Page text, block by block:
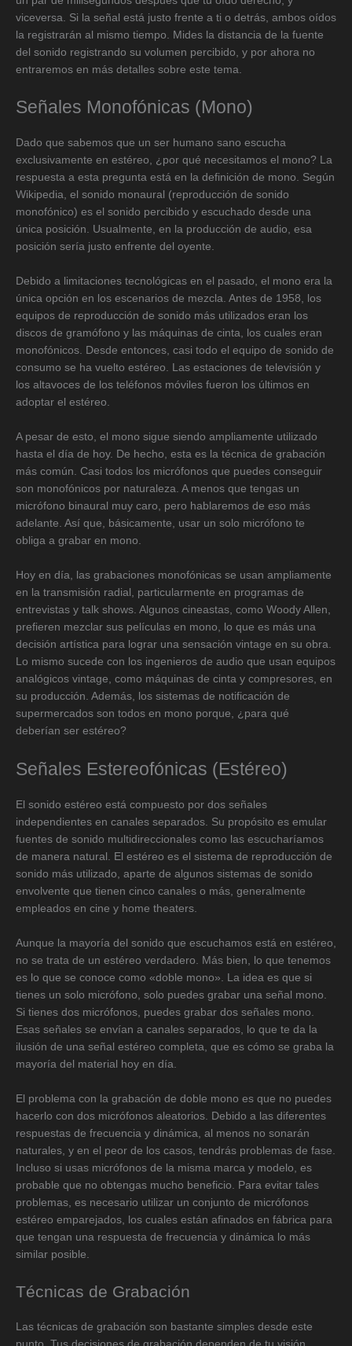
viceversa. Si la señal está justo frente a ti o detrás, ambos oídos
la registrarán al mismo tiempo. Mides la distancia de la fuente
del sonido registrando su volumen percibido, y por ahora no
entraremos en más detalles sobre este tema.
Señales Monofónicas (Mono)
Dado que sabemos que un ser humano sano escucha
exclusivamente en estéreo, ¿por qué necesitamos el mono? La
respuesta a esta pregunta está en la definición de mono. Según
Wikipedia, el sonido monaural (reproducción de sonido
monofónico) es el sonido percibido y escuchado desde una
única posición. Usualmente, en la producción de audio, esa
posición sería justo enfrente del oyente.
Debido a limitaciones tecnológicas en el pasado, el mono era la
única opción en los escenarios de mezcla. Antes de 1958, los
equipos de reproducción de sonido más utilizados eran los
discos de gramófono y las máquinas de cinta, los cuales eran
monofónicos. Desde entonces, casi todo el equipo de sonido de
consumo se ha vuelto estéreo. Las estaciones de televisión y
los altavoces de los teléfonos móviles fueron los últimos en
adoptar el estéreo.
A pesar de esto, el mono sigue siendo ampliamente utilizado
hasta el día de hoy. De hecho, esta es la técnica de grabación
más común. Casi todos los micrófonos que puedes conseguir
son monofónicos por naturaleza. A menos que tengas un
micrófono binaural muy caro, pero hablaremos de eso más
adelante. Así que, básicamente, usar un solo micrófono te
obliga a grabar en mono.
Hoy en día, las grabaciones monofónicas se usan ampliamente
en la transmisión radial, particularmente en programas de
entrevistas y talk shows. Algunos cineastas, como Woody Allen,
prefieren mezclar sus películas en mono, lo que es más una
decisión artística para lograr una sensación vintage en su obra.
Lo mismo sucede con los ingenieros de audio que usan equipos
analógicos vintage, como máquinas de cinta y compresores, en
su producción. Además, los sistemas de notificación de
supermercados son todos en mono porque, ¿para qué
deberían ser estéreo?
Señales Estereofónicas (Estéreo)
El sonido estéreo está compuesto por dos señales
independientes en canales separados. Su propósito es emular
fuentes de sonido multidireccionales como las escucharíamos
de manera natural. El estéreo es el sistema de reproducción de
sonido más utilizado, aparte de algunos sistemas de sonido
envolvente que tienen cinco canales o más, generalmente
empleados en cine y home theaters.
Aunque la mayoría del sonido que escuchamos está en estéreo,
no se trata de un estéreo verdadero. Más bien, lo que tenemos
es lo que se conoce como «doble mono». La idea es que si
tienes un solo micrófono, solo puedes grabar una señal mono.
Si tienes dos micrófonos, puedes grabar dos señales mono.
Esas señales se envían a canales separados, lo que te da la
ilusión de una señal estéreo completa, que es cómo se graba la
mayoría del material hoy en día.
El problema con la grabación de doble mono es que no puedes
hacerlo con dos micrófonos aleatorios. Debido a las diferentes
respuestas de frecuencia y dinámica, al menos no sonarán
naturales, y en el peor de los casos, tendrás problemas de fase.
Incluso si usas micrófonos de la misma marca y modelo, es
probable que no obtengas mucho beneficio. Para evitar tales
problemas, es necesario utilizar un conjunto de micrófonos
estéreo emparejados, los cuales están afinados en fábrica para
que tengan una respuesta de frecuencia y dinámica lo más
similar posible.
Técnicas de Grabación
Las técnicas de grabación son bastante simples desde este